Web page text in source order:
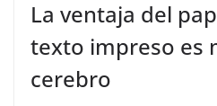
La ventaja del
texto impreso es
cerebro